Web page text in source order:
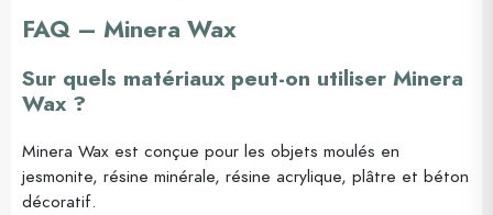
FAQ – Minera Wax
Sur quels matériaux peut-on utiliser Minera
Wax ?
Minera Wax est conçue pour les objets moulés en
jesmonite, résine minérale, résine acrylique, plâtre et béton
décoratif.